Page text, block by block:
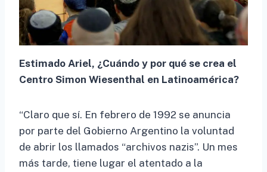
Estimado Ariel, ¿Cuándo y por qué se crea el
Centro Simon Wiesenthal en Latinoamérica?
“Claro que sí. En febrero de 1992 se anuncia
por parte del Gobierno Argentino la voluntad
de abrir los llamados “archivos nazis”. Un mes
más tarde, tiene lugar el atentado a la